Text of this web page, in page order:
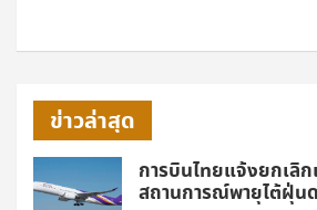
ข่าวล่าสุด
การบินไทยแจ้งยกเลิ
สถานการณ์พายุไต้ฝุ่น